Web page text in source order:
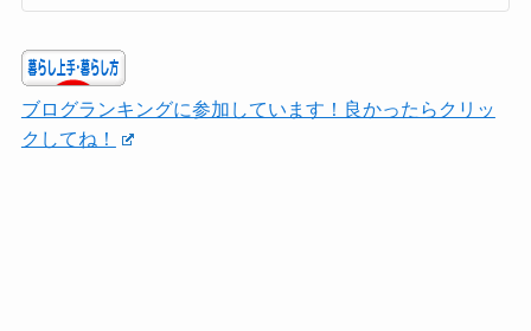
ブログランキングに参加しています！良かったらクリッ
クしてね！